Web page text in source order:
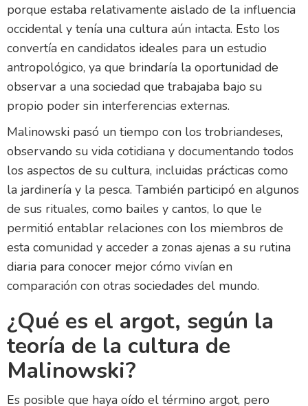
porque estaba relativamente aislado de la influencia
occidental y tenía una cultura aún intacta. Esto los
convertía en candidatos ideales para un estudio
antropológico, ya que brindaría la oportunidad de
observar a una sociedad que trabajaba bajo su
propio poder sin interferencias externas.
Malinowski pasó un tiempo con los trobriandeses,
observando su vida cotidiana y documentando todos
los aspectos de su cultura, incluidas prácticas como
la jardinería y la pesca. También participó en algunos
de sus rituales, como bailes y cantos, lo que le
permitió entablar relaciones con los miembros de
esta comunidad y acceder a zonas ajenas a su rutina
diaria para conocer mejor cómo vivían en
comparación con otras sociedades del mundo.
¿Qué es el argot, según la
teoría de la cultura de
Malinowski?
Es posible que haya oído el término argot, pero